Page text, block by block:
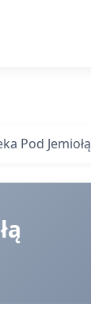
Pod Jemiołą